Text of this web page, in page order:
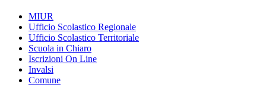
MIUR
Ufficio Scolastico Regionale
Ufficio Scolastico Territoriale
Scuola in Chiaro
Iscrizioni On Line
Invalsi
Comune